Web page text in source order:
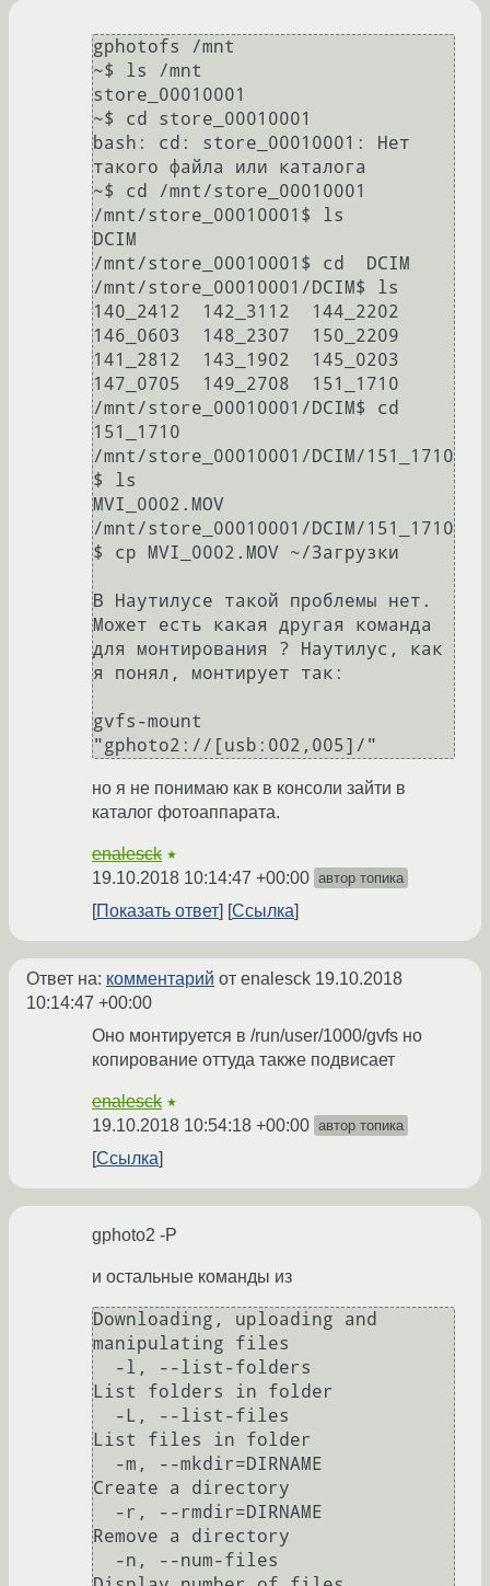
gphotofs /mnt
~$ ls /mnt
store_00010001
~$ cd store_00010001
bash: cd: store_00010001: Нет
такого файла или каталога
~$ cd /mnt/store_00010001
/mnt/store_00010001$ ls
DCIM
/mnt/store_00010001$ cd  DCIM
/mnt/store_00010001/DCIM$ ls
140_2412  142_3112  144_2202
146_0603  148_2307  150_2209
141_2812  143_1902  145_0203
147_0705  149_2708  151_1710
/mnt/store_00010001/DCIM$ cd
151_1710
/mnt/store_00010001/DCIM/151_1710
$ ls
MVI_0002.MOV
/mnt/store_00010001/DCIM/151_1710
$ cp MVI_0002.MOV ~/Загрузки
В Наутилусе такой проблемы нет.
Может есть какая другая команда
для монтирования ? Наутилус, как
я понял, монтирует так:
gvfs-mount
но я не понимаю как в консоли зайти в
каталог фотоаппарата.
enalesck ★
19.10.2018 10:14:47 +00:00 автор топика
Показать ответ Ссылка
Ответ на: комментарий от enalesck 19.10.2018
10:14:47 +00:00
Оно монтируется в /run/user/1000/gvfs но
копирование оттуда также подвисает
enalesck ★
19.10.2018 10:54:18 +00:00 автор топика
Ссылка
gphoto2 -P
и остальные команды из
Downloading, uploading and
manipulating files
List folders in folder
List files in folder
Create a directory
Remove a directory